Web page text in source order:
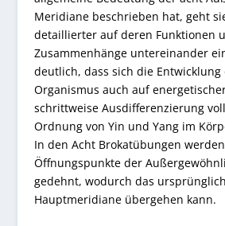
Meridiane beschrieben hat, geht
detaillierter auf deren Funktionen
Zusammenhänge untereinander
deutlich, dass sich die
Organismus auch auf
schrittweise Ausdifferenzierung
Ordnung von Yin und Yang im
In den Acht Brokatübungen
Öffnungspunkte der
gedehnt, wodurch das
Hauptmeridiane übergehen kann.